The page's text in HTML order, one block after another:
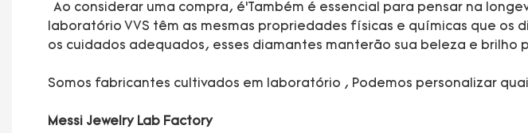
Ao considerar uma compra, é’Também é essencial para pensar na
laboratório VVS têm as mesmas propriedades físicas e químicas que
os cuidados adequados, esses diamantes manterão sua beleza e brilho
Somos fabricantes cultivados em laboratório , Podemos personalizar
Messi Jewelry Lab Factory